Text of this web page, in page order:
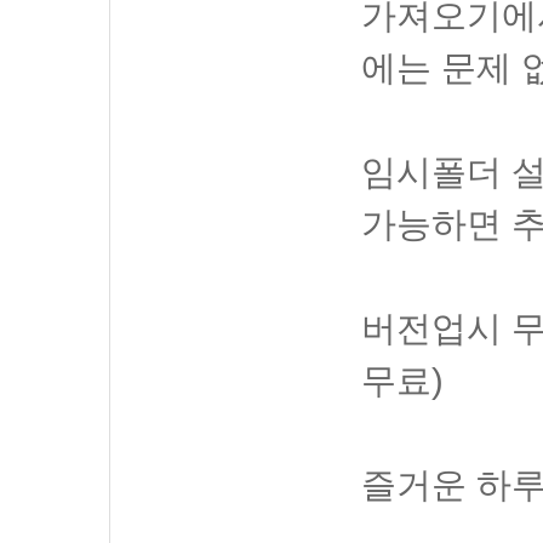
가져오기
에는 문제
임시폴더
가능하면
버전업시
무료)
즐거운 하